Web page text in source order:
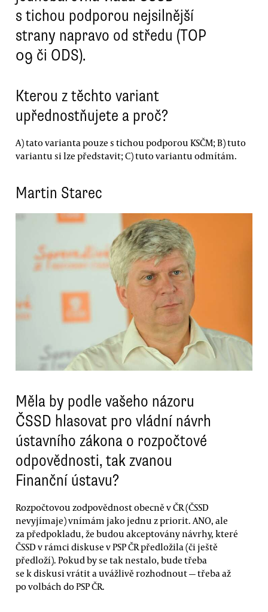
s tichou podporou nejsilnější
strany napravo od středu (TOP
09 či ODS).
Kterou z těchto variant
upřednostňujete a proč?
A) tato varianta pouze s tichou podporou KSČM; B) tuto
variantu si lze představit; C) tuto variantu odmítám.
Martin Starec
Měla by podle vašeho názoru
ČSSD hlasovat pro vládní návrh
ústavního zákona o rozpočtové
odpovědnosti, tak zvanou
Finanční ústavu?
Rozpočtovou zodpovědnost obecně v ČR (ČSSD
nevyjímaje) vnímám jako jednu z priorit. ANO, ale
za předpokladu, že budou akceptovány návrhy, které
ČSSD v rámci diskuse v PSP ČR předložila (či ještě
předloží). Pokud by se tak nestalo, bude třeba
se k diskusi vrátit a uvážlivě rozhodnout — třeba až
po volbách do PSP ČR.